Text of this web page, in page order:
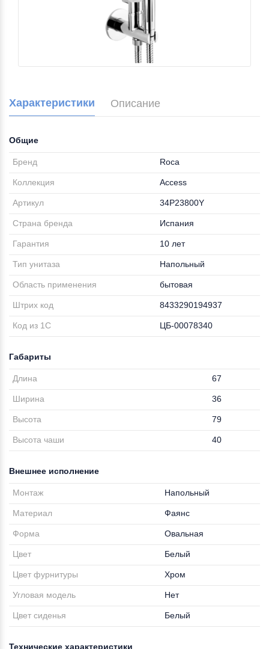
Характеристики Описание
Общие
Бренд Roca
Коллекция Access
Артикул 34P23800Y
Страна бренда Испания
Гарантия 10 лет
Тип унитаза Напольный
Область применения бытовая
Штрих код 8433290194937
Код из 1С ЦБ-00078340
Габариты
Длина 67
Ширина 36
Высота 79
Высота чаши 40
Внешнее исполнение
Монтаж Напольный
Материал Фаянс
Форма Овальная
Цвет Белый
Цвет фурнитуры Хром
Угловая модель Нет
Цвет сиденья Белый
Технические характеристики